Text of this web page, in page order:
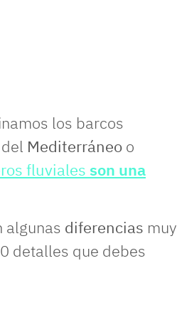
los barcos
Mediterráneo o
fluviales son una
algunas diferencias muy
detalles que debes